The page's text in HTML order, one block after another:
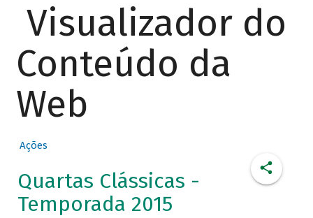
Visualizador do
Conteúdo da
Web
Ações
Quartas Clássicas -
Temporada 2015